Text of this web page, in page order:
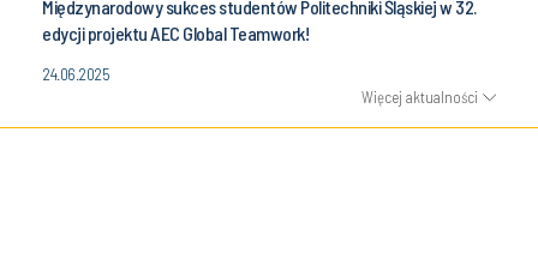
Międzynarodowy sukces studentów Politechniki Śląskiej w 32.
edycji projektu AEC Global Teamwork!
24.06.2025
Więcej aktualności